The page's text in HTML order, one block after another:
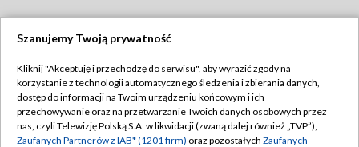
TVP
Abonament TVP
Emisja w TVP
Regulamin TVP
Polityka prywatności
Szanujemy Twoją prywatność
Kliknij "Akceptuję i przechodzę do serwisu", aby wyrazić zgody na
korzystanie z technologii automatycznego śledzenia i zbierania danych,
dostęp do informacji na Twoim urządzeniu końcowym i ich
przechowywanie oraz na przetwarzanie Twoich danych osobowych przez
nas, czyli Telewizję Polską S.A. w likwidacji (zwaną dalej również „TVP”),
Zaufanych Partnerów z IAB* (1201 firm) oraz pozostałych Zaufanych